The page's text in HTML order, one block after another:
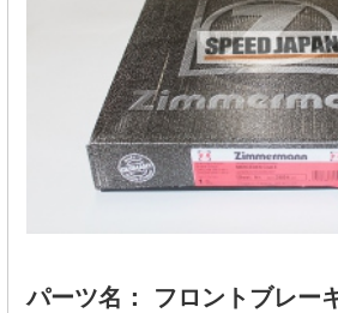
パーツ名： フロントブレー